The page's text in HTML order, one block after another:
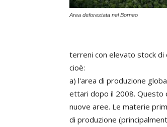
Area deforestata nel Borneo
terreni con elevato stock di
cioè:
a) l'area di produzione
ettari dopo il 2008. Questo
nuove aree. Le materie
di produzione